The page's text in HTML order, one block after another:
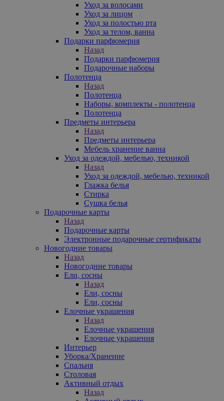
Уход за волосами
Уход за лицом
Уход за полостью рта
Уход за телом, ванна
Подарки парфюмерия
Назад
Подарки парфюмерия
Подарочные наборы
Полотенца
Назад
Полотенца
Наборы, комплекты - полотенца
Полотенца
Предметы интерьера
Назад
Предметы интерьера
Мебель хранение ванна
Уход за одеждой, мебелью, техникой
Назад
Уход за одеждой, мебелью, техникой
Глажка белья
Стирка
Сушка белья
Подарочные карты
Назад
Подарочные карты
Электронные подарочные сертификаты
Новогодние товары
Назад
Новогодние товары
Ели, сосны
Назад
Ели, сосны
Ели, сосны
Елочные украшения
Назад
Елочные украшения
Елочные украшения
Интерьер
Уборка/Хранение
Спальня
Столовая
Активный отдых
Назад